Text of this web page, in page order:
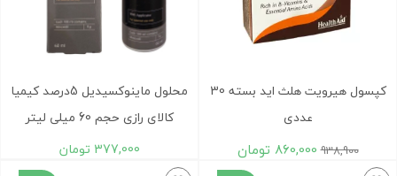
کپسول هیرویت هلث اید بسته 30
عددی
938,900
860,000 تومان
محلول ماينوکسيديل 5درصد کيميا
کالای رازی حجم 60 ميلی لیتر
377,000 تومان